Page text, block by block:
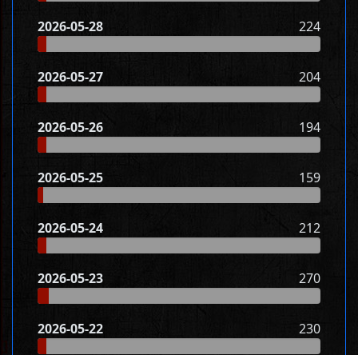
2026-05-28 224
2026-05-27 204
2026-05-26 194
2026-05-25 159
2026-05-24 212
2026-05-23 270
2026-05-22 230